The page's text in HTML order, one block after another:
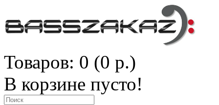
Товаров: 0 (0 р.)
В корзине пусто!